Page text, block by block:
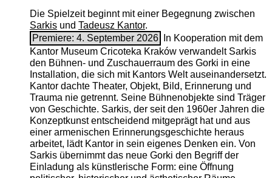
Die Spielzeit beginnt mit einer Begegnung zwischen
Sarkisund Tadeusz Kantor.
Premiere: 4. September 2026
In Kooperation mit dem
Kantor Museum Cricoteka Kraków verwandelt Sarkis
den Bühnen- und Zuschauerraum des Gorki in eine
Installation, die sich mit Kantors Welt auseinandersetzt.
Kantor dachte Theater, Objekt, Bild, Erinnerung und
Trauma nie getrennt. Seine Bühnenobjekte sind Träger
von Geschichte. Sarkis, der seit den 1960er Jahren die
Konzeptkunst entscheidend mitgeprägt hat und aus
einer armenischen ­Erinnerungsgeschichte heraus
arbeitet, lädt Kantor in sein eigenes Denken ein. Von
Sarkis übernimmt das neue Gorki den Begriff der
Einladung als künstlerische Form: eine Öffnung